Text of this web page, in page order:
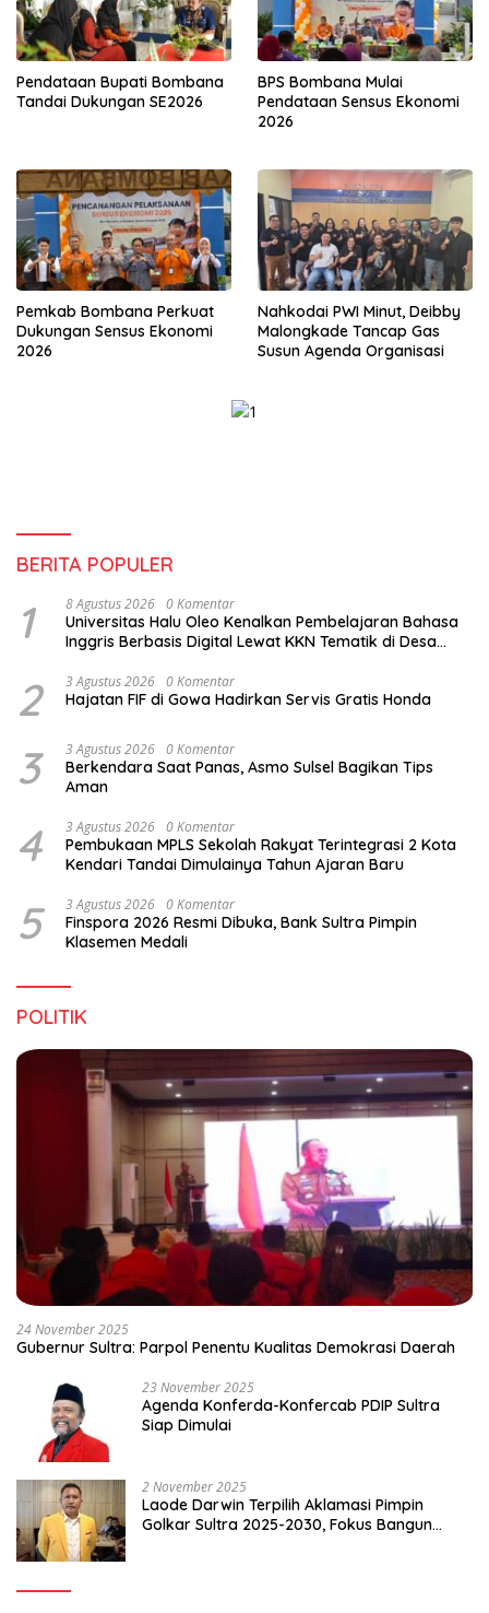
Pendataan Bupati Bombana
Tandai Dukungan SE2026
BPS Bombana Mulai
Pendataan Sensus Ekonomi
2026
Pemkab Bombana Perkuat
Dukungan Sensus Ekonomi
2026
Nahkodai PWI Minut, Deibby
Malongkade Tancap Gas
Susun Agenda Organisasi
BERITA POPULER
1 8 Agustus 2026 0 Komentar
Universitas Halu Oleo Kenalkan Pembelajaran Bahasa
Inggris Berbasis Digital Lewat KKN Tematik di Desa
2 3 Agustus 2026 0 Komentar
Hajatan FIF di Gowa Hadirkan Servis Gratis Honda
3 3 Agustus 2026 0 Komentar
Berkendara Saat Panas, Asmo Sulsel Bagikan Tips
Aman
4 3 Agustus 2026 0 Komentar
Pembukaan MPLS Sekolah Rakyat Terintegrasi 2 Kota
Kendari Tandai Dimulainya Tahun Ajaran Baru
5 3 Agustus 2026 0 Komentar
Finspora 2026 Resmi Dibuka, Bank Sultra Pimpin
Klasemen Medali
POLITIK
24 November 2025
Gubernur Sultra: Parpol Penentu Kualitas Demokrasi Daerah
23 November 2025
Agenda Konferda-Konfercab PDIP Sultra
Siap Dimulai
2 November 2025
Laode Darwin Terpilih Aklamasi Pimpin
Golkar Sultra 2025-2030, Fokus Bangun